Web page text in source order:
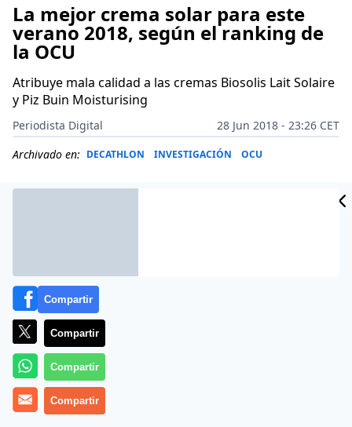
La mejor crema solar para este
verano 2018, según el ranking de
la OCU
Atribuye mala calidad a las cremas Biosolis Lait Solaire
y Piz Buin Moisturising
Periodista Digital
28 Jun 2018 - 23:26 CET
Archivado en: DECATHLON INVESTIGACIÓN OCU
Más información
Compartir
Compartir
Compartir
Compartir